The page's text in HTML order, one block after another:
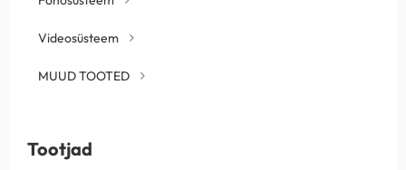
Videosüsteem
MUUD TOOTED
Tootjad